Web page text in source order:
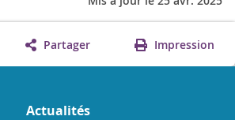
Partager Impression
Actualités